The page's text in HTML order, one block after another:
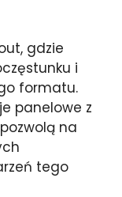
gdzie
i
formatu.
panelowe z
na
tego